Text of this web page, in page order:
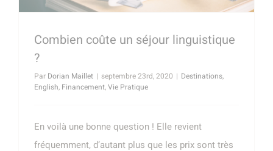
Combien coûte un séjour linguistique
?
Par Dorian Maillet | septembre 23rd, 2020 | Destinations,
English, Financement,Vie Pratique
En voilà une bonne question ! Elle revient
fréquemment, d’autant plus que les prix sont très